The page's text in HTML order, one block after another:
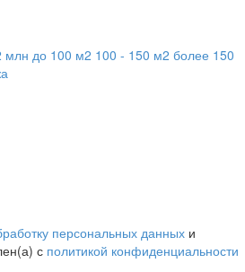
млн до 100 м2 100 - 150 м2 более 150
персональных данных и
с политикой конфиденциальности